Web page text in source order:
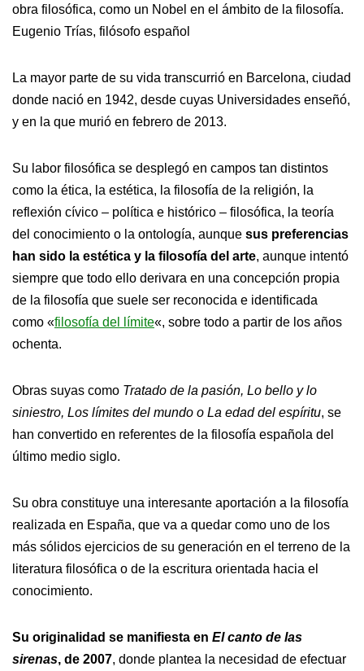
obra filosófica, como un Nobel en el ámbito de la filosofía.
Eugenio Trías, filósofo español
La mayor parte de su vida transcurrió en Barcelona, ciudad
donde nació en 1942, desde cuyas Universidades enseñó,
y en la que murió en febrero de 2013.
Su labor filosófica se desplegó en campos tan distintos
como la ética, la estética, la filosofía de la religión, la
reflexión cívico – política e histórico – filosófica, la teoría
del conocimiento o la ontología, aunque sus preferencias
han sido la estética y la filosofía del arte, aunque intentó
siempre que todo ello derivara en una concepción propia
de la filosofía que suele ser reconocida e identificada
como «filosofía del límite«, sobre todo a partir de los años
ochenta.
Obras suyas como Tratado de la pasión, Lo bello y lo
siniestro, Los límites del mundo o La edad del espíritu, se
han convertido en referentes de la filosofía española del
último medio siglo.
Su obra constituye una interesante aportación a la filosofía
realizada en España, que va a quedar como uno de los
más sólidos ejercicios de su generación en el terreno de la
literatura filosófica o de la escritura orientada hacia el
conocimiento.
Su originalidad se manifiesta en El canto de las
sirenas, de 2007, donde plantea la necesidad de efectuar